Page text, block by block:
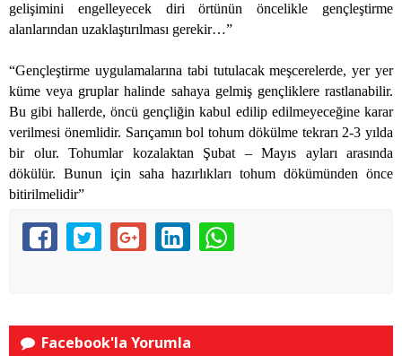
gelişimini engelleyecek diri örtünün öncelikle gençleştirme
alanlarından uzaklaştırılması gerekir…”
“Gençleştirme uygulamalarına tabi tutulacak meşcerelerde, yer yer
küme veya gruplar halinde sahaya gelmiş gençliklere rastlanabilir.
Bu gibi hallerde, öncü gençliğin kabul edilip edilmeyeceğine karar
verilmesi önemlidir. Sarıçamın bol tohum dökülme tekrarı 2-3 yılda
bir olur. Tohumlar kozalaktan Şubat – Mayıs ayları arasında
dökülür. Bunun için saha hazırlıkları tohum dökümünden önce
bitirilmelidir”
Facebook'la Yorumla